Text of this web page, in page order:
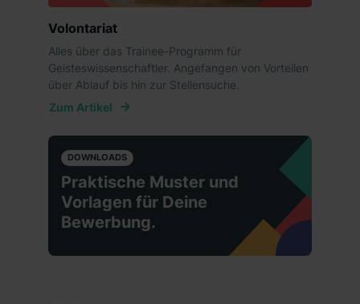
dem Punkt „Datenschutz-Einstellungen“ widerrufen.
Weitere Informationen zu den einzelnen Cookies findest
du durch Klick auf „Details zeigen“. Weitere
Informationen:Datenschutzerklärung,Impressum
Volontariat
Alles über das Trainee-Programm für
Geisteswissenschaftler. Angefangen von Vorteilen
über Ablauf bis hin zur Stellensuche.
Zum Artikel
DOWNLOADS
Praktische Muster und
Vorlagen für Deine
Bewerbung.